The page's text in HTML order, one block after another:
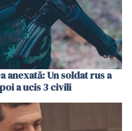
anexată: Un soldat rus a
a ucis 3 civili